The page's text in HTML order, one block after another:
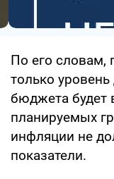
По его словам,
только
бюджета будет
планируемых
инфляции не
показатели.